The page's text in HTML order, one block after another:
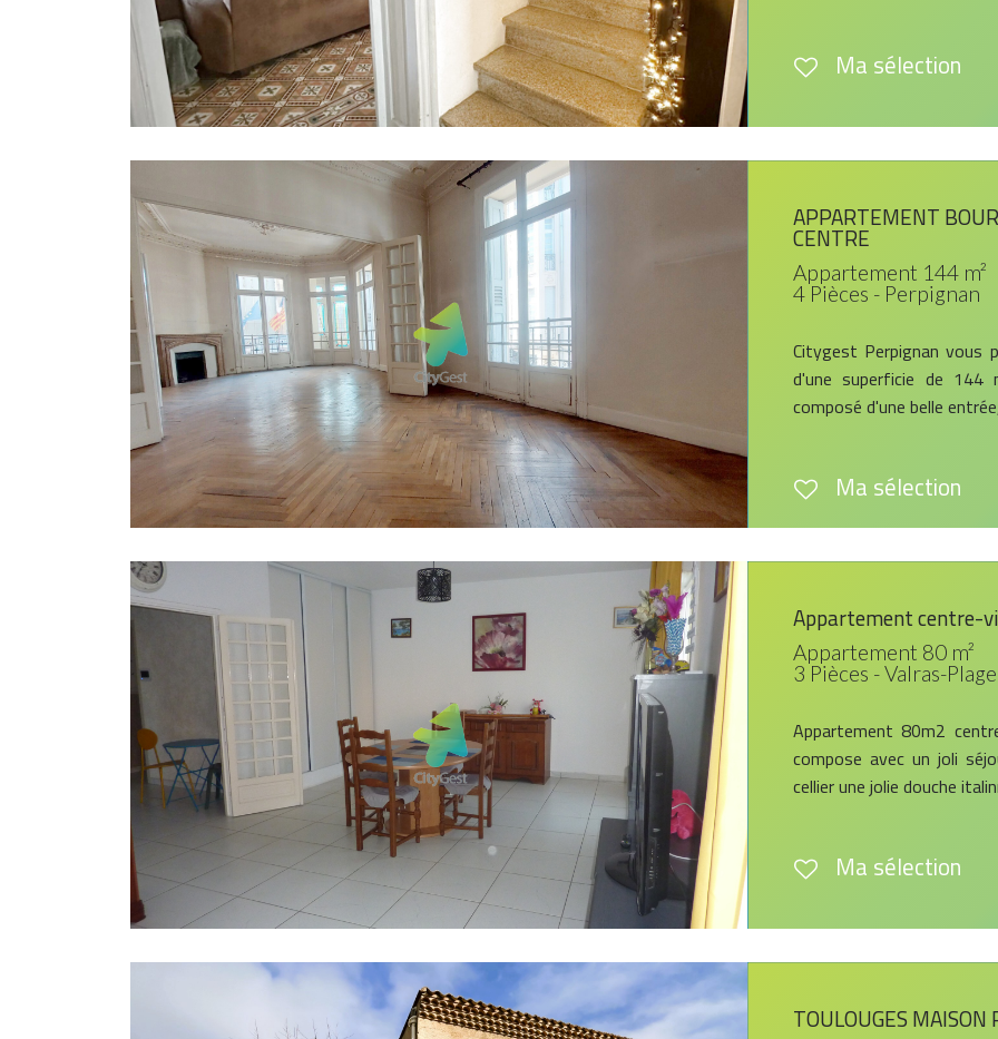
Ma sélection
APPARTEMENT
CENTRE
Appartement 144 m²
4 Pièces - Perpignan
Citygest Perpignan vous
d'une superficie de
composé d'une belle
Ma sélection
Appartement centre-
Appartement 80 m²
3 Pièces - Valras-Plage
Appartement 80m2
compose avec un joli
cellier une jolie douche
Ma sélection
TOULOUGES MAISON